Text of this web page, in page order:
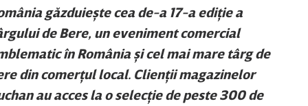
găzduieşte cea de-a 17-a ediţie a
de Bere, un eveniment comercial
în România şi cel mai mare târg de
din comerţul local. Clienţii magazinelor
au acces la o selecţie de peste 300 de